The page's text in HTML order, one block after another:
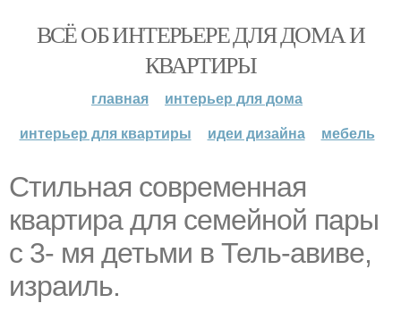
ВСЁ ОБ ИНТЕРЬЕРЕ ДЛЯ ДОМА И
КВАРТИРЫ
главная
интерьер для дома
интерьер для квартиры
идеи дизайна мебель
Стильная современная
квартира для семейной пары
с 3- мя детьми в Тель-авиве,
израиль.